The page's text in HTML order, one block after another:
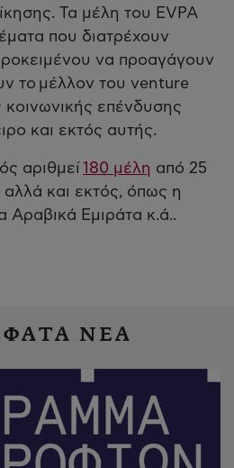
Τα μέλη του EVPA
που διατρέχουν
να προαγάγουν
το μέλλον του venture
επένδυσης
και εκτός αυτής.
αριθμεί 180 μέλη από 25
και εκτός, όπως η
Αραβικά Εμιράτα κ.ά..
ΝΕΑ